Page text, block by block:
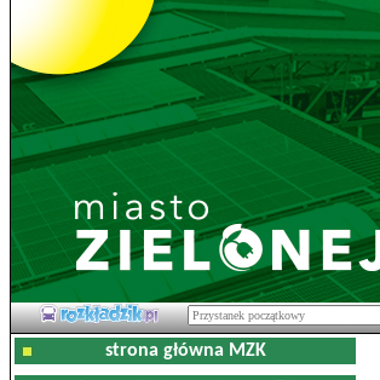
strona główna MZK